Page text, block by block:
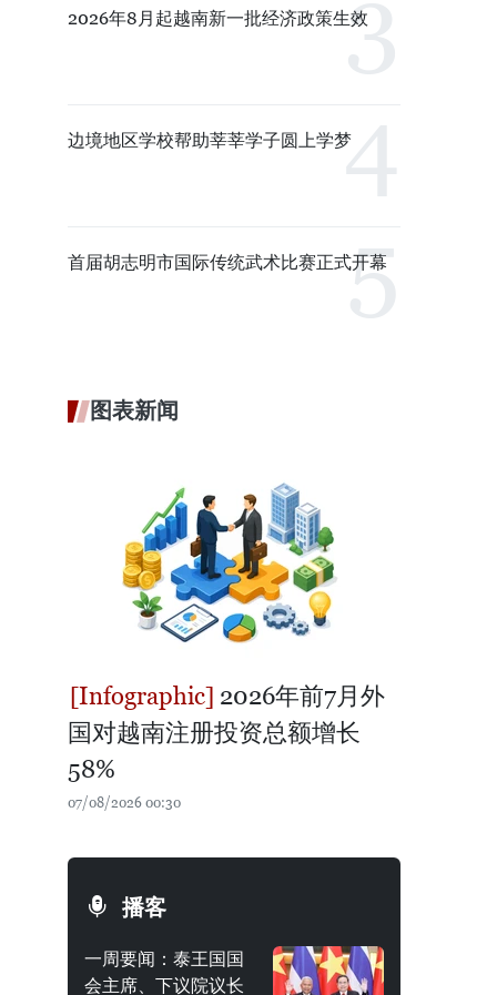
2026年8月起越南新一批经济政策生效
边境地区学校帮助莘莘学子圆上学梦
首届胡志明市国际传统武术比赛正式开幕
图表新闻
2026年前7月外
国对越南注册投资总额增长
58%
07/08/2026 00:30
播客
一周要闻：泰王国国
会主席、下议院议长